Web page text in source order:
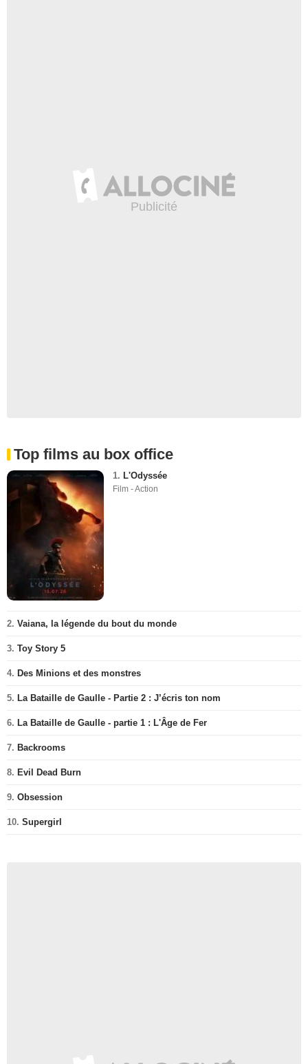
Top films au box office
1. L'Odyssée
Film - Action
2. Vaiana, la légende du bout du monde
3. Toy Story 5
4. Des Minions et des monstres
5. La Bataille de Gaulle - Partie 2 : J’écris ton nom
6. La Bataille de Gaulle - partie 1 : L'Âge de Fer
7. Backrooms
8. Evil Dead Burn
9. Obsession
10. Supergirl